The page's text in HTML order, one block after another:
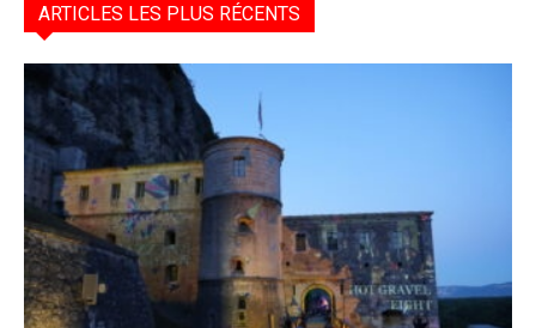
ARTICLES LES PLUS RÉCENTS